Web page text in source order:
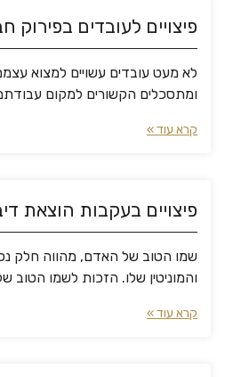
פיצויים לעובדים בפירוק
לא מעט עובדים עשויים למצוא
ומתסכלים הקשורים למקום
קרא עוד »
פיצויים בעקבות הוצאת
שמו הטוב של האדם, מהווה חלק
והמוניטין שלו. הזכות לשמו הטוב
קרא עוד »